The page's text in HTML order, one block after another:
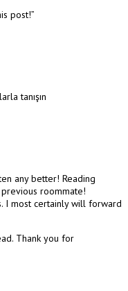
post!”
tanışın
any better! Reading
roommate!
I most certainly will forward
Thank you for